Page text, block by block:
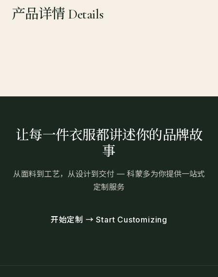
产品详情 Details
让每一件衣服都讲述你的品牌故
事
从面料到工艺，从设计到交付 — 科蒙多为你提供一站式
定制服务
开始定制 → Start Customizing